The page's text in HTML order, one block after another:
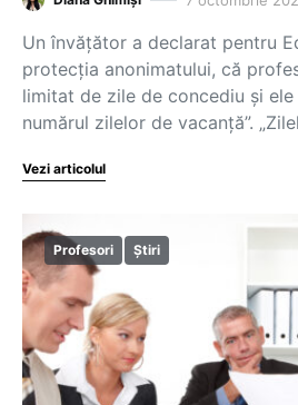
Un învățător a declarat pentru
protecția anonimatului, că
limitat de zile de concediu și
numărul zilelor de vacanță”.
Vezi articolul
Profesori Știri